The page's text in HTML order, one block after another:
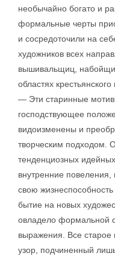
необычайно богато и
формальные черты
и сосредоточили на
художников всех
вышивальщиц,
областях
— Эти старинные
господствующее
видоизменены и
творческим подходом.
тенденциозных
внутренние повеления,
свою
бытие на новых
овладело формальной
выражения. Все старое
узор, подчиненный